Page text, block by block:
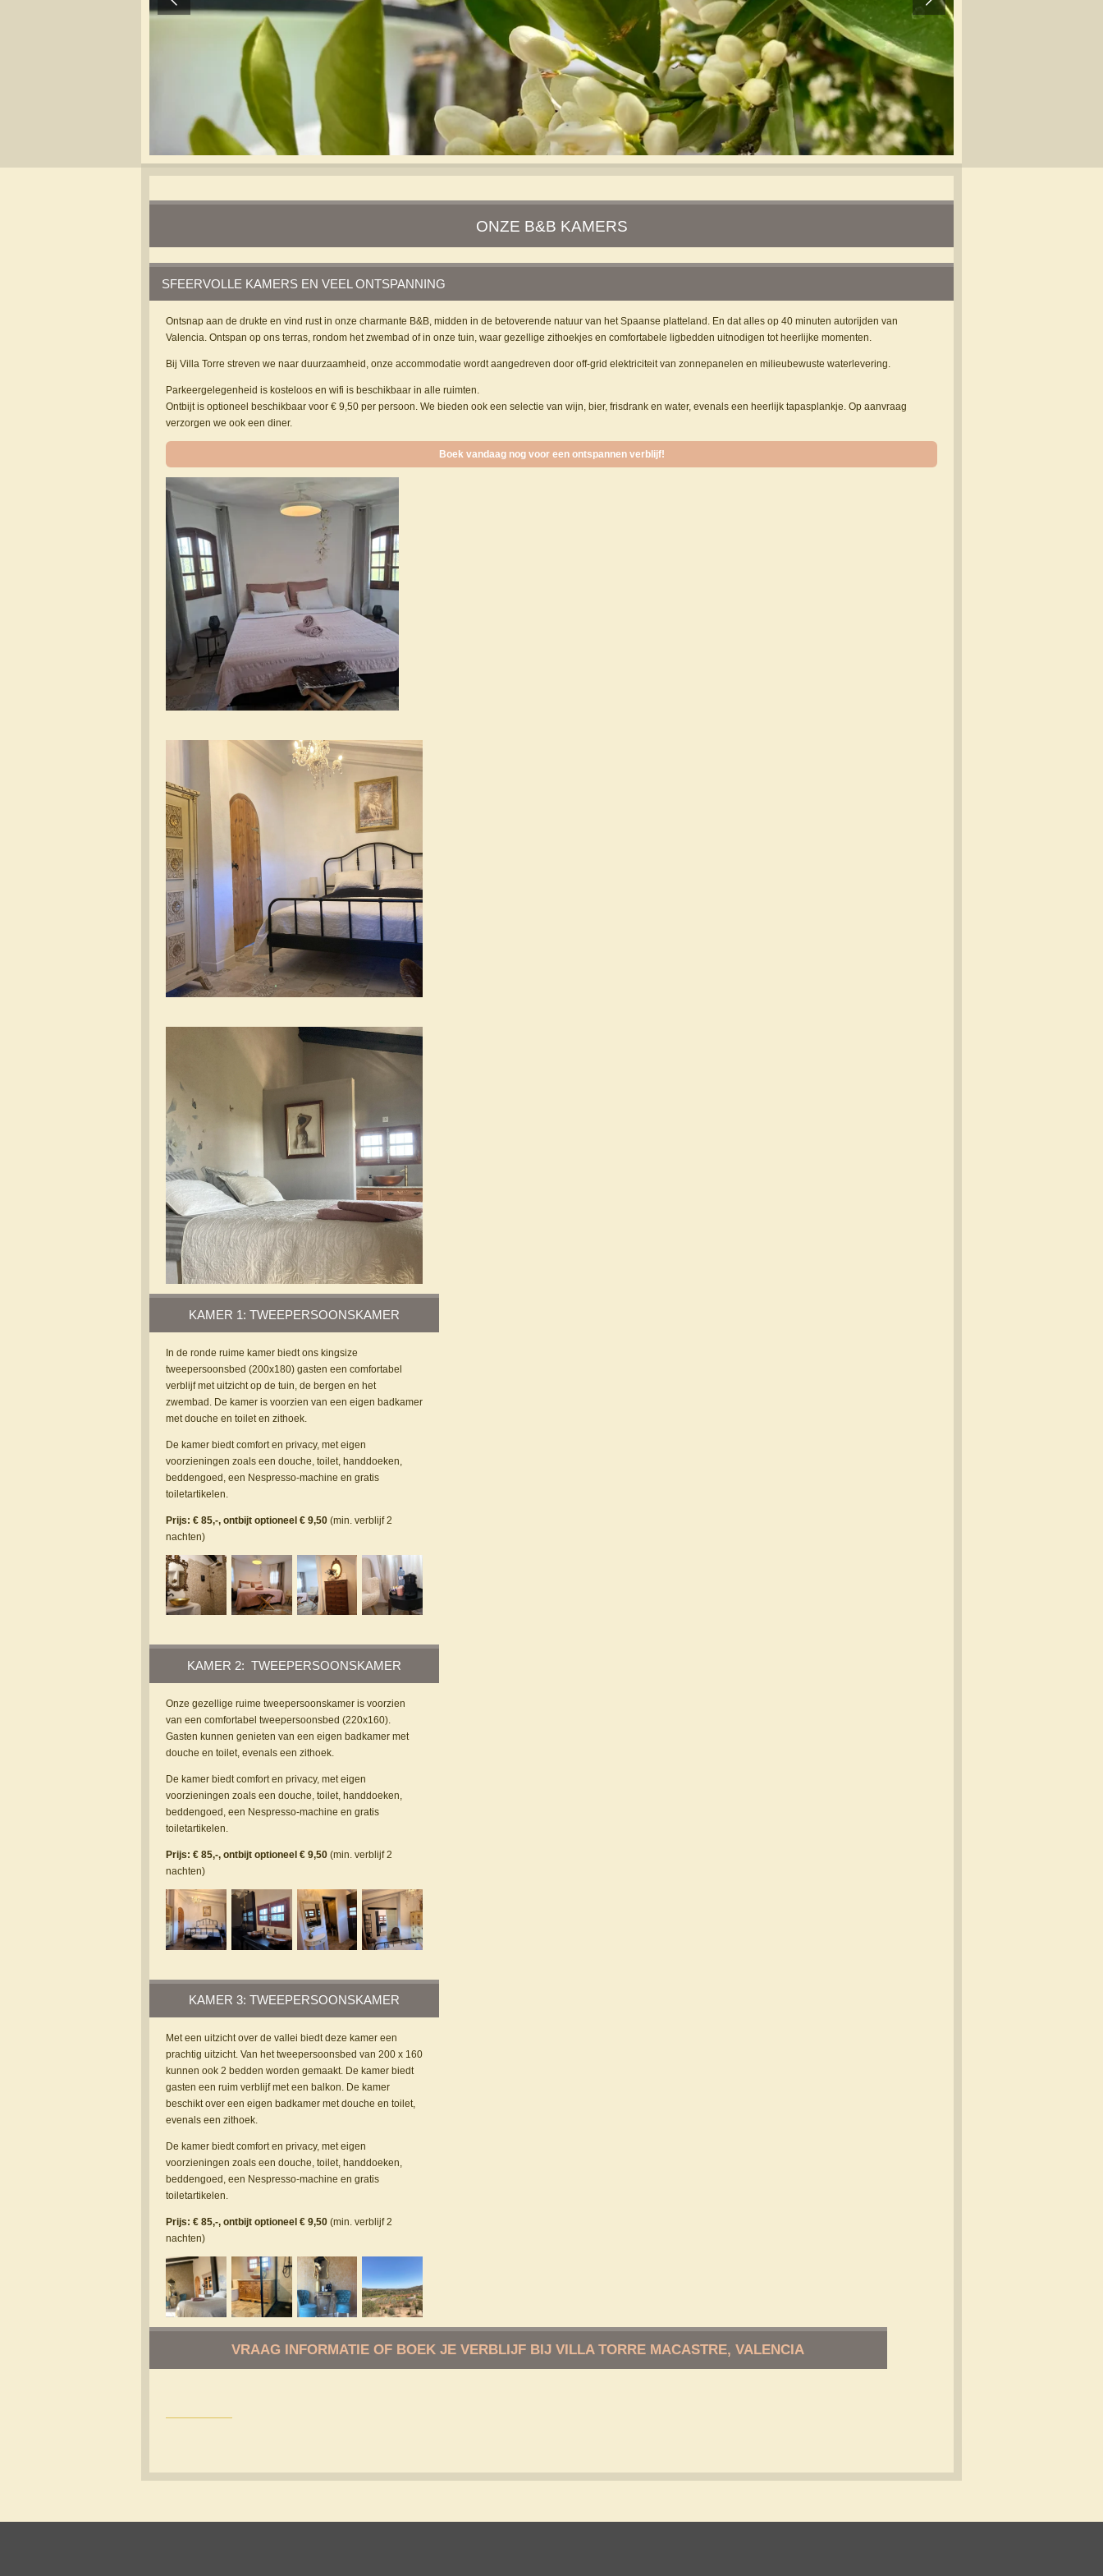
ONZE B&B KAMERS
SFEERVOLLE KAMERS EN VEEL ONTSPANNING
Ontsnap aan de drukte en vind rust in onze charmante B&B, midden in de betoverende natuur van het Spaanse platteland. En dat alles op 40 minuten autorijden van
Valencia. Ontspan op ons terras, rondom het zwembad of in onze tuin, waar gezellige zithoekjes en comfortabele ligbedden uitnodigen tot heerlijke momenten.
Bij Villa Torre streven we naar duurzaamheid, onze accommodatie wordt aangedreven door off-grid elektriciteit van zonnepanelen en milieubewuste waterlevering.
Parkeergelegenheid is kosteloos en wifi is beschikbaar in alle ruimten.
Ontbijt is optioneel beschikbaar voor € 9,50 per persoon. We bieden ook een selectie van wijn, bier, frisdrank en water, evenals een heerlijk tapasplankje. Op aanvraag
verzorgen we ook een diner.
Boek vandaag nog voor een ontspannen verblijf!
KAMER 1: TWEEPERSOONSKAMER
In de ronde ruime kamer biedt ons kingsize
tweepersoonsbed (200x180) gasten een comfortabel
verblijf met uitzicht op de tuin, de bergen en het
zwembad. De kamer is voorzien van een eigen badkamer
met douche en toilet en zithoek.
De kamer biedt comfort en privacy, met eigen
voorzieningen zoals een douche, toilet, handdoeken,
beddengoed, een Nespresso-machine en gratis
toiletartikelen.
Prijs: € 85,-, ontbijt optioneel € 9,50 (min. verblijf 2
nachten)
KAMER 2: TWEEPERSOONSKAMER
Onze gezellige ruime tweepersoonskamer is voorzien
van een comfortabel tweepersoonsbed (220x160).
Gasten kunnen genieten van een eigen badkamer met
douche en toilet, evenals een zithoek.
De kamer biedt comfort en privacy, met eigen
voorzieningen zoals een douche, toilet, handdoeken,
beddengoed, een Nespresso-machine en gratis
toiletartikelen.
Prijs: € 85,-, ontbijt optioneel € 9,50 (min. verblijf 2
nachten)
KAMER 3: TWEEPERSOONSKAMER
Met een uitzicht over de vallei biedt deze kamer een
prachtig uitzicht. Van het tweepersoonsbed van 200 x 160
kunnen ook 2 bedden worden gemaakt. De kamer biedt
gasten een ruim verblijf met een balkon. De kamer
beschikt over een eigen badkamer met douche en toilet,
evenals een zithoek.
De kamer biedt comfort en privacy, met eigen
voorzieningen zoals een douche, toilet, handdoeken,
beddengoed, een Nespresso-machine en gratis
toiletartikelen.
Prijs: € 85,-, ontbijt optioneel € 9,50 (min. verblijf 2
nachten)
VRAAG INFORMATIE OF BOEK JE VERBLIJF BIJ VILLA TORRE MACASTRE, VALENCIA